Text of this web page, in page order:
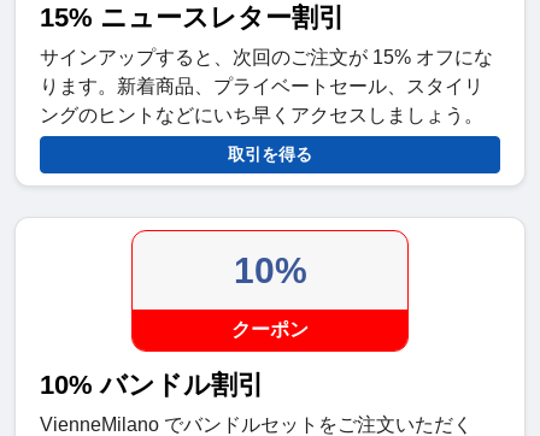
15% ニュースレター割引
サインアップすると、次回のご注文が 15% オフにな
ります。新着商品、プライベートセール、スタイリ
ングのヒントなどにいち早くアクセスしましょう。
取引を得る
10%
クーポン
10% バンドル割引
VienneMilano でバンドルセットをご注文いただく